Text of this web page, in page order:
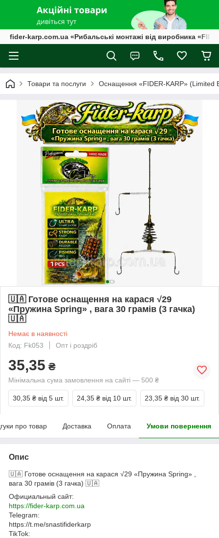
fider-karp.com.ua «Рибальські монтажі від виробника
Товари та послуги Оснащення «FIDER-KARP» (Limited
🇺🇦 Готове оснащення на карася √29
«Пружина Spring» , вага 30 грамів (3 гачка)
🇺🇦
Немає в наявності
Код: Fk053
Опт і роздріб
35,35 ₴
Мінімальна сума замовлення на сайті — 500 ₴
30,35 ₴ від 5 шт. 24,35 ₴ від 10 шт. 23,35 ₴ від 30 шт.
про товар Доставка Оплата Умови повернення
Опис
🇺🇦 Готове оснащення на карася √29 «Пружина Spring» ,
вага 30 грамів (3 гачка) 🇺🇦
Официальный сайт:
https://fider-karp.com.ua
Telegram:
https://t.me/snastifiderkarp
TikTok: